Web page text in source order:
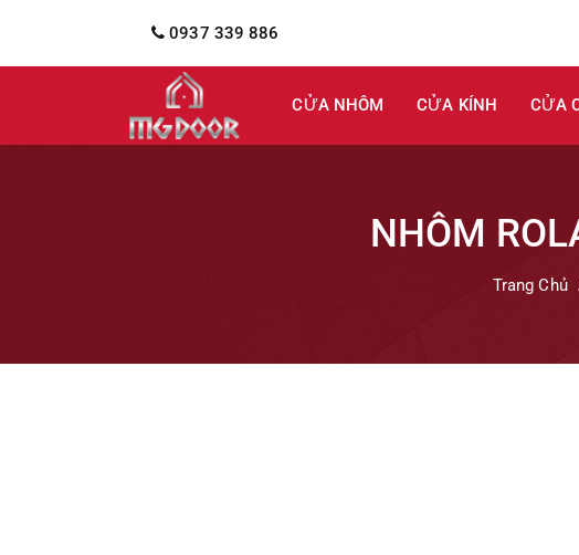
0937 339 886
CỬA NHÔM CỬA KÍNH CỬA
NHÔM
Trang Chủ